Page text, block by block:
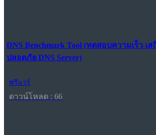
DNS Benchmark Tool (ทดสอบความเร็ว เ
ปลอดภัย DNS Server)
ฟรีแวร์
ดาวน์โหลด : 66